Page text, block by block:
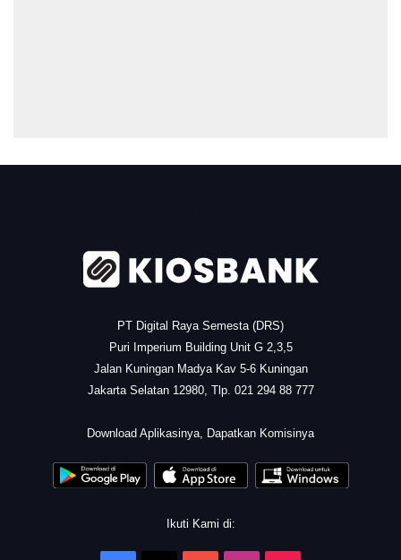
PT Digital Raya Semesta (DRS)
Puri Imperium Building Unit G 2,3,5
Jalan Kuningan Madya Kav 5-6 Kuningan
Jakarta Selatan 12980, Tlp. 021 294 88 777
Download Aplikasinya, Dapatkan Komisinya
Ikuti Kami di: